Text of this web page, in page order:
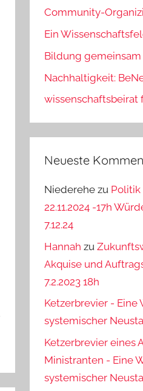
Community-
Ein
Bildung
Nachhaltigkeit:
wissenschaftsbeirat
Neueste
Niederehe zu Politik
22.11.2024 -17h
7.12.24
Hannah zu
Akquise und
7.2.2023 18h
Ketzerbrevier - Eine
systemischer
Ketzerbrevier eines
Ministranten - Eine
systemischer